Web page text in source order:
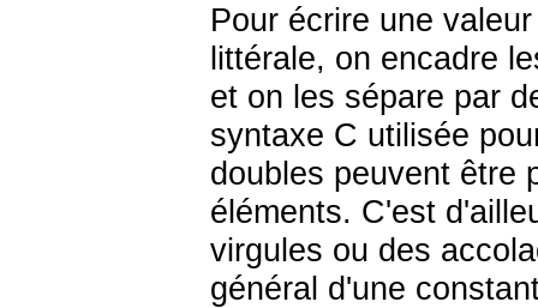
Pour écrire une
littérale, on encadre
et on les sépare par
syntaxe C utilisée
doubles peuvent être
éléments. C'est
virgules ou des
général d'une